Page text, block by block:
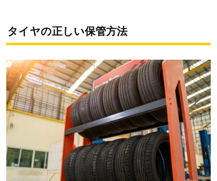
タイヤの正しい保管方法